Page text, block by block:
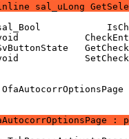
sal_uLong
: